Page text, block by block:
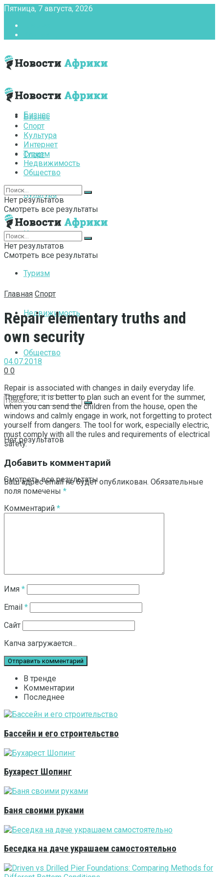
Пятница, 7 августа, 2026
Бизнес
Спорт
Культура
Интернет
Туризм
Недвижимость
Общество
Нет результатов
Смотреть все результаты
Бизнес
Спорт
Культура
Интернет
Туризм
Недвижимость
Общество
Нет результатов
Смотреть все результаты
Нет результатов
Смотреть все результаты
Главная Спорт
Repair elementary truths and
own security
04.07.2018
0 0
Repair is associated with changes in daily everyday life.
Therefore, it is better to plan such an event for the summer,
when you can send the children from the house, open the
windows and calmly engage in work, not forgetting to protect
yourself from dangers. The tool for work, especially electric,
must comply with all the rules and requirements of electrical
safety.
Добавить комментарий
Ваш адрес email не будет опубликован. Обязательные
поля помечены *
Комментарий *
Имя *
Email *
Сайт
Капча загружается...
В тренде
Комментарии
Последнее
Бассейн и его строительство
Бухарест Шопинг
Баня своими руками
Беседка на даче украшаем самостоятельно